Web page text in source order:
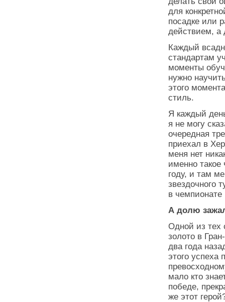
для
посадке или
действием, а
Каждый
стандартам
моменты
нужно
этого
стиль.
Я каждый
я не могу
очередная
приехал в
меня нет
именно
году, и там
звездочного
в
А долю
Одной из тех
золото в
два года
этого
мало кто
победе,
же этот